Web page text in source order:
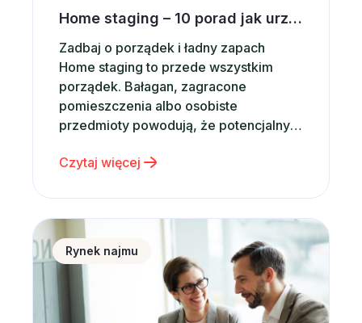
Home staging – 10 porad jak urządzić wnętrze pod wynajem krótkoterminowy
Zadbaj o porządek i ładny zapach
Home staging to przede wszystkim
porządek. Bałagan, zagracone
pomieszczenia albo osobiste
przedmioty powodują, że potencjalny
oferty. Zadbaj więc o to, aby
uporządkowany i gotowy do
natychmiastowego użytkowania –
wtedy zwiększysz szanse na szybki
wynajem krótkoterminowy. Warto także
przewietrzyć mieszkanie lub…
Czytaj więcej
RentPlanet dołączą do inicjatywy UN Global Compact
Rynek najmu